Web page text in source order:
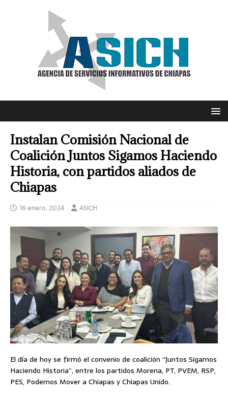
Instalan Comisión Nacional de
Coalición Juntos Sigamos Haciendo
Historia, con partidos aliados de
Chiapas
16 enero, 2024 ASICH
El día de hoy se firmó el convenio de coalición “Juntos Sigamos
Haciendo Historia”, entre los partidos Morena, PT, PVEM, RSP,
PES, Podemos Mover a Chiapas y Chiapas Unido.